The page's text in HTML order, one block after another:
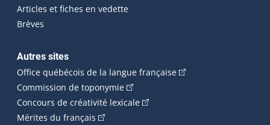
Articles et fiches en vedette
Brèves
Autres sites
Office québécois de la langue française(Cet hyperlien
Commission de toponymie(Cet hyperlien externe s'ouvrira
Concours de créativité lexicale(Cet hyperlien externe
Mérites du français (Cet hyperlien externe s'ouvrira dans une